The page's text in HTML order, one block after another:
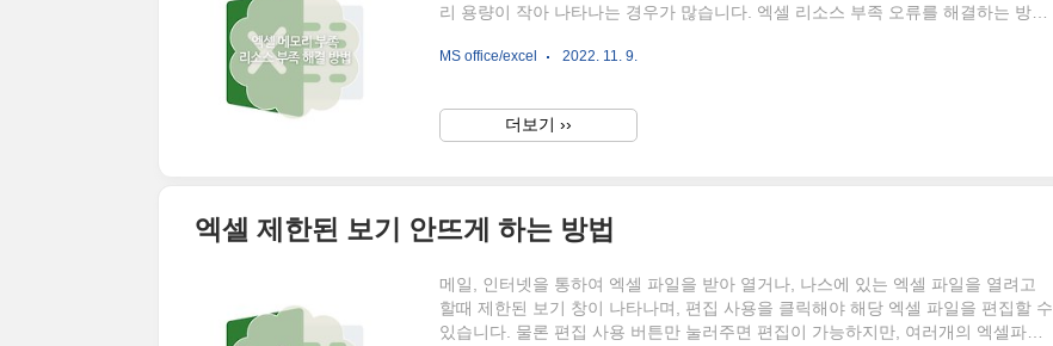
리 용량이 작아 나타나는 경우가 많습니다. 엑셀 리소스 부족 오류를 해결하는 방법
족, 리소스 부족 문제 해결 방법에 대해 알려드리려고 합니다. (엑셀에서 지원하는
키 + E] 단축키를 사용하여 파일 탐색기창을 열어주신 후 좌측에 있는 [내PC - 마우
스 우 클릭 - 속성]을 클릭합니다. ▲ 시스템창이 열리면, 좌측 혹은 하단에 있는 [고
MS office/excel 2022. 11. 9.
더보기 ››
엑셀 제한된 보기 안뜨게 하는 방법
메일, 인터넷을 통하여 엑셀 파일을 받아 열거나, 나스에 있는 엑셀 파일을 열려고
할때 제한된 보기 창이 나타나며, 편집 사용을 클릭해야 해당 엑셀 파일을 편집할 수
있습니다. 물론 편집 사용 버튼만 눌러주면 편집이 가능하지만, 여러개의 엑셀파일